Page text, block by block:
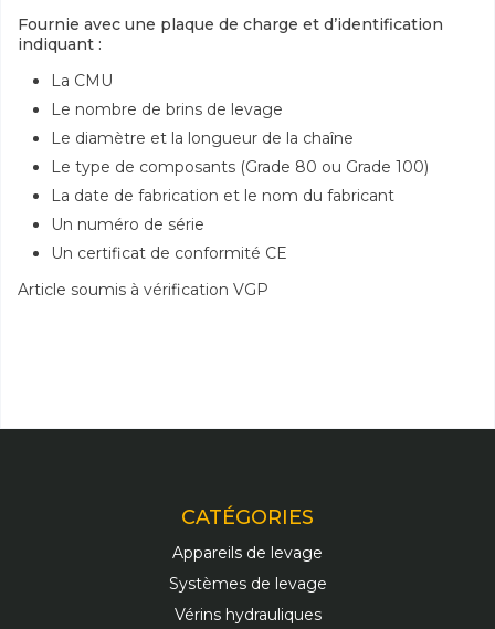
Fournie avec une plaque de charge et d’identification
indiquant :
La CMU
Le nombre de brins de levage
Le diamètre et la longueur de la chaîne
Le type de composants (Grade 80 ou Grade 100)
La date de fabrication et le nom du fabricant
Un numéro de série
Un certificat de conformité CE
Article soumis à vérification VGP
CATÉGORIES
Appareils de levage
Systèmes de levage
Vérins hydrauliques